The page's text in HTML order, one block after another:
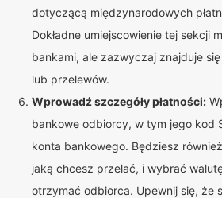
dotyczącą międzynarodowych
Dokładne umiejscowienie tej sekcji
bankami, ale zazwyczaj znajduje
lub przelewów.
Wprowadź szczegóły płatności:
bankowe odbiorcy, w tym jego kod
konta bankowego. Będziesz
jaką chcesz przelać, i wybrać
otrzymać odbiorca. Upewnij się, że